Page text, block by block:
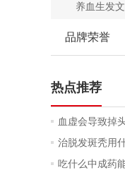
养血生发
品牌荣誉
热点推荐
血虚会导致掉
治脱发斑秃用
吃什么中成药